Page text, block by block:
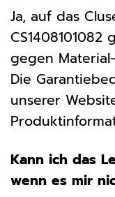
Ja, auf das
gegen
Die
unserer
Kann ich das
wenn es mir